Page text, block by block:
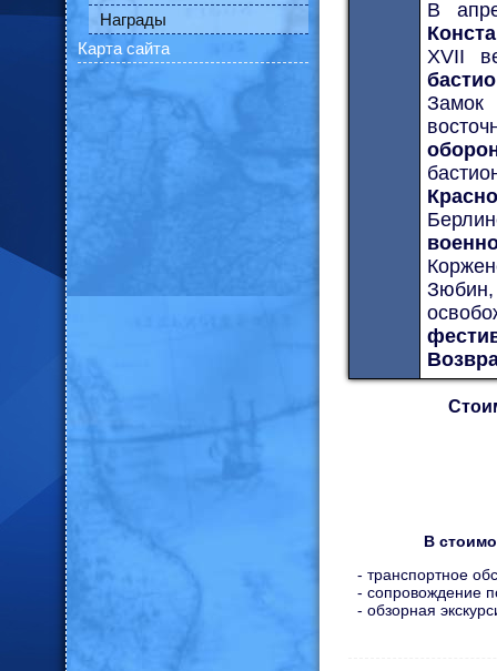
Награды
Карта сайта
В
XVII
Замок
В
- транспортное
- сопровождение
- обзорная